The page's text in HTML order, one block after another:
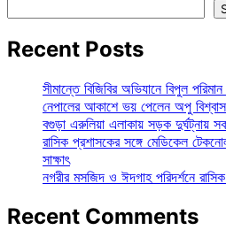
Recent Posts
সীমান্তে বিজিবির অভিযানে বিপুল
নেপালের আকাশে ভয় পেলেন অপু
বগুড়া এরুলিয়া এলাকায় সড়ক দুর্ঘট্নায়
রাসিক প্রশাসকের সঙ্গে মেডিকেল
সাক্ষাৎ
নগরীর মসজিদ ও ঈদগাহ পরিদর্শনে
Recent Comments